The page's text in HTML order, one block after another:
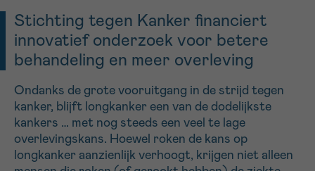
Stichting tegen Kanker financiert
innovatief onderzoek voor betere
behandeling en meer overleving
Ondanks de grote vooruitgang in de strijd tegen
kanker, blijft longkanker een van de dodelijkste
kankers … met nog steeds een veel te lage
overlevingskans. Hoewel roken de kans op
longkanker aanzienlijk verhoogt, krijgen niet alleen
EMAIL
16h-18h